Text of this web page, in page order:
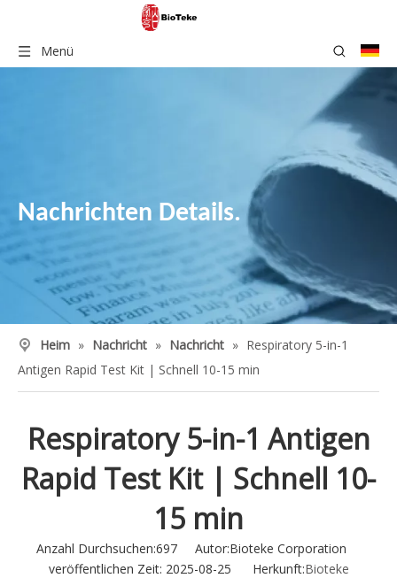
Menü
Nachrichten Details.
Heim » Nachricht » Nachricht » Respiratory 5-in-1
Antigen Rapid Test Kit | Schnell 10-15 min
Respiratory 5-in-1 Antigen
Rapid Test Kit | Schnell 10-
15 min
Anzahl Durchsuchen:697 Autor:Bioteke Corporation
veröffentlichen Zeit: 2025-08-25 Herkunft:Bioteke